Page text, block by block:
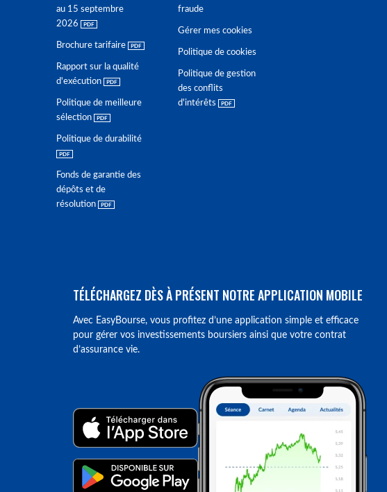
au 15 septembre
2026
Brochure tarifaire
Rapport sur la qualité
d'exécution
Politique de meilleure
sélection
Politique de durabilité
Fonds de garantie des
dépôts et de
résolution
fraude
Gérer mes cookies
Politique de cookies
Politique de gestion
des conflits
d'intérêts
TÉLÉCHARGEZ DÈS À PRÉSENT NOTRE APPLICATION MOBILE
Avec EasyBourse, vous profitez d’une application simple et efficace
pour gérer vos investissements boursiers ainsi que votre contrat
d’assurance vie.